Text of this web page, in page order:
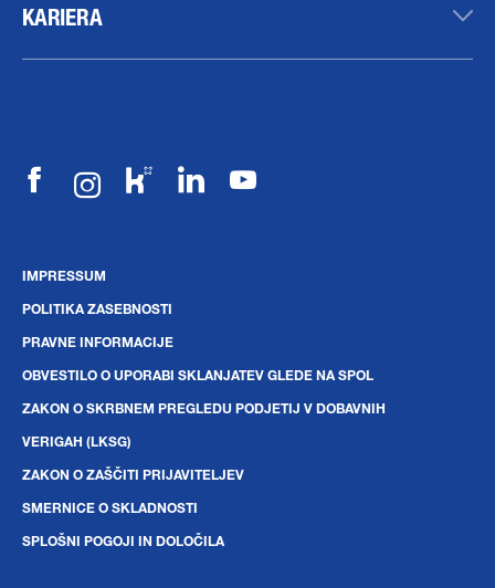
KARIERA
IMPRESSUM
POLITIKA ZASEBNOSTI
PRAVNE INFORMACIJE
OBVESTILO O UPORABI SKLANJATEV GLEDE NA SPOL
ZAKON O SKRBNEM PREGLEDU PODJETIJ V DOBAVNIH
VERIGAH (LKSG)
ZAKON O ZAŠČITI PRIJAVITELJEV
SMERNICE O SKLADNOSTI
SPLOŠNI POGOJI IN DOLOČILA